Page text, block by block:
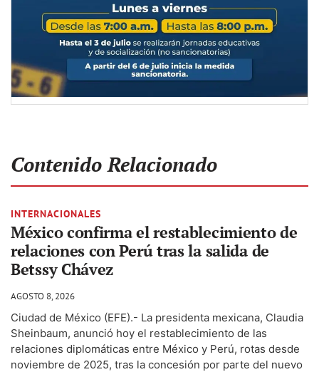
Contenido Relacionado
INTERNACIONALES
México confirma el restablecimiento de
relaciones con Perú tras la salida de
Betssy Chávez
AGOSTO 8, 2026
Ciudad de México (EFE).- La presidenta mexicana, Claudia
Sheinbaum, anunció hoy el restablecimiento de las
relaciones diplomáticas entre México y Perú, rotas desde
noviembre de 2025, tras la concesión por parte del nuevo